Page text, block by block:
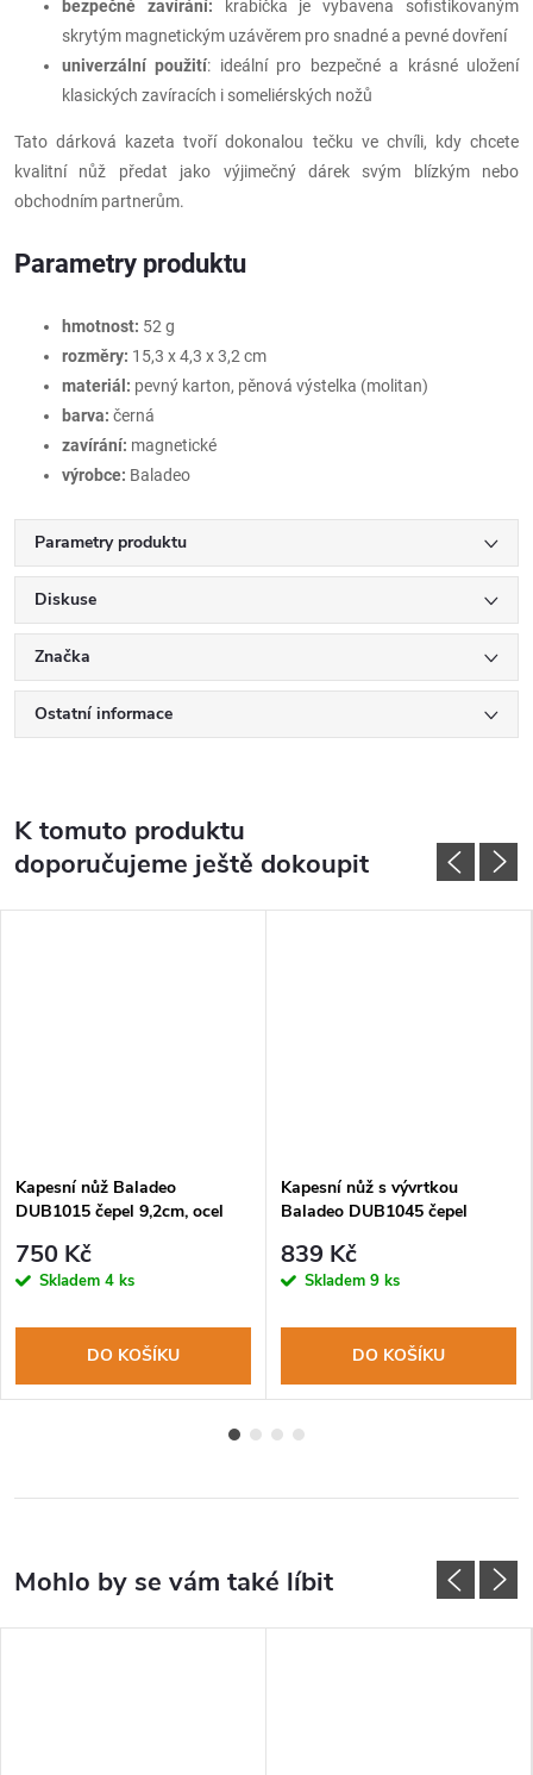
bezpečné zavírání: krabička je vybavena sofistikovaným
skrytým magnetickým uzávěrem pro snadné a pevné dovření
univerzální použití: ideální pro bezpečné a krásné uložení
klasických zavíracích i someliérských nožů
Tato dárková kazeta tvoří dokonalou tečku ve chvíli, kdy chcete
kvalitní nůž předat jako výjimečný dárek svým blízkým nebo
obchodním partnerům.
Parametry produktu
hmotnost: 52 g
rozměry: 15,3 x 4,3 x 3,2 cm
materiál: pevný karton, pěnová výstelka (molitan)
barva: černá
zavírání: magnetické
výrobce: Baladeo
Parametry produktu
Diskuse
Značka
Ostatní informace
K tomuto produktu
doporučujeme ještě dokoupit
Kapesní nůž Baladeo
DUB1015 čepel 9,2cm, ocel
750 Kč
Skladem 4 ks
DO KOŠÍKU
Kapesní nůž s vývrtkou
Baladeo DUB1045 čepel
dřevo
839 Kč
Skladem 9 ks
DO KOŠÍKU